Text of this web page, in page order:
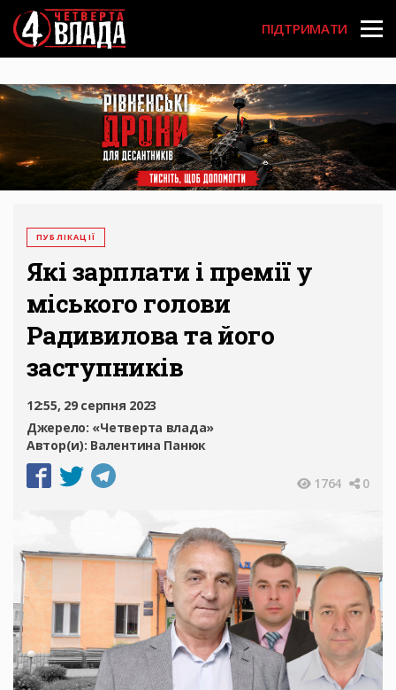
Перейти
до
основного
вмісту
User
account
menu
ПІДТРИМАТИ
ПУБЛІКАЦІЇ
Які зарплати і премії у
міського голови
Радивилова та його
заступників
12:55, 29 серпня 2023
Джерело: «Четверта влада»
Автор(и): Валентина Панюк
1764 0